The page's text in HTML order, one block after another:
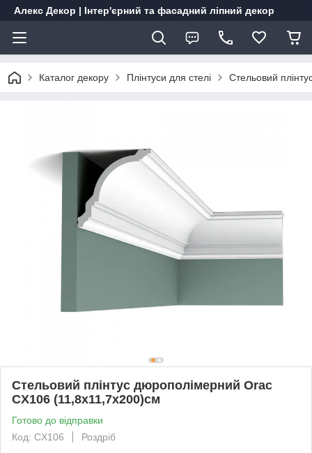
Алекс Декор | Інтер'єрний та фасадний ліпний декор
Каталог декору Плінтуси для стелі Стельовий
Стельовий плінтус дюрополімерний Orac
CX106 (11,8х11,7х200)см
Готово до відправки
Код: CX106
Роздріб